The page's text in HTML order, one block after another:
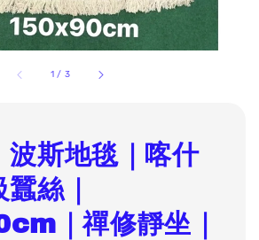
1 / 3
波斯地毯｜喀什
絲｜
｜禪修靜坐｜